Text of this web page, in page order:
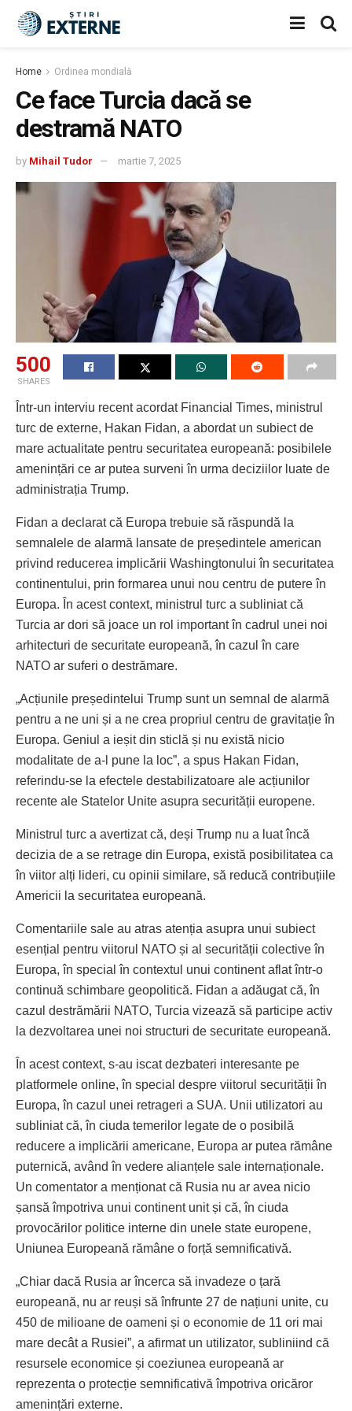
Home Ordinea mondială
Ce face Turcia dacă se
destramă NATO
by Mihail Tudor martie 7, 2025
500
SHARES
Într-un interviu recent acordat Financial Times, ministrul
turc de externe, Hakan Fidan, a abordat un subiect de
mare actualitate pentru securitatea europeană: posibilele
amenințări ce ar putea surveni în urma deciziilor luate de
administrația Trump.
Fidan a declarat că Europa trebuie să răspundă la
semnalele de alarmă lansate de președintele american
privind reducerea implicării Washingtonului în securitatea
continentului, prin formarea unui nou centru de putere în
Europa. În acest context, ministrul turc a subliniat că
Turcia ar dori să joace un rol important în cadrul unei noi
arhitecturi de securitate europeană, în cazul în care
NATO ar suferi o destrămare.
„Acțiunile președintelui Trump sunt un semnal de alarmă
pentru a ne uni și a ne crea propriul centru de gravitație în
Europa. Geniul a ieșit din sticlă și nu există nicio
modalitate de a-l pune la loc”, a spus Hakan Fidan,
referindu-se la efectele destabilizatoare ale acțiunilor
recente ale Statelor Unite asupra securității europene.
Ministrul turc a avertizat că, deși Trump nu a luat încă
decizia de a se retrage din Europa, există posibilitatea ca
în viitor alți lideri, cu opinii similare, să reducă contribuțiile
Americii la securitatea europeană.
Comentariile sale au atras atenția asupra unui subiect
esențial pentru viitorul NATO și al securității colective în
Europa, în special în contextul unui continent aflat într-o
continuă schimbare geopolitică. Fidan a adăugat că, în
cazul destrămării NATO, Turcia vizează să participe activ
la dezvoltarea unei noi structuri de securitate europeană.
În acest context, s-au iscat dezbateri interesante pe
platformele online, în special despre viitorul securității în
Europa, în cazul unei retrageri a SUA. Unii utilizatori au
subliniat că, în ciuda temerilor legate de o posibilă
reducere a implicării americane, Europa ar putea rămâne
puternică, având în vedere alianțele sale internaționale.
Un comentator a menționat că Rusia nu ar avea nicio
șansă împotriva unui continent unit și că, în ciuda
provocărilor politice interne din unele state europene,
Uniunea Europeană rămâne o forță semnificativă.
„Chiar dacă Rusia ar încerca să invadeze o țară
europeană, nu ar reuși să înfrunte 27 de națiuni unite, cu
450 de milioane de oameni și o economie de 11 ori mai
mare decât a Rusiei”, a afirmat un utilizator, subliniind că
resursele economice și coeziunea europeană ar
reprezenta o protecție semnificativă împotriva oricăror
amenințări externe.